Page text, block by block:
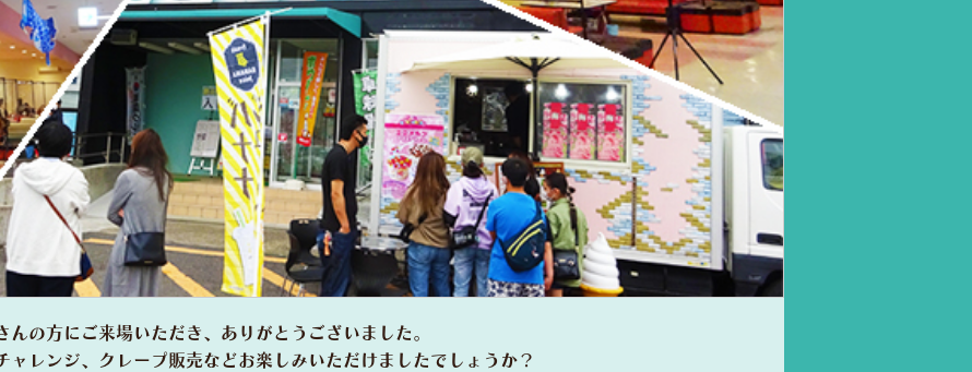
の方にご来場いただき、ありがとうございました。
ャレンジ、クレープ販売などお楽しみいただけましたでしょうか？